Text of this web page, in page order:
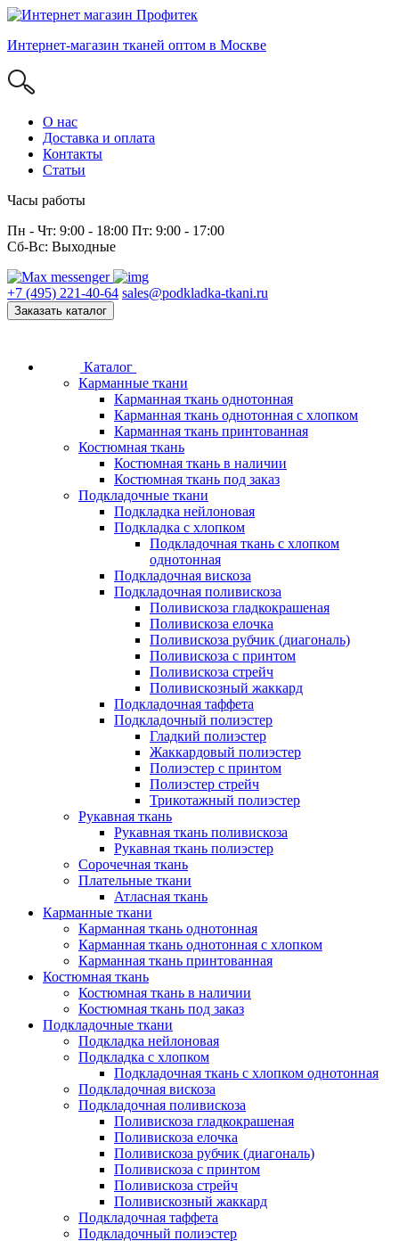
Интернет-магазин тканей оптом в Москве
О нас
Доставка и оплата
Контакты
Статьи
Часы работы
Пн - Чт: 9:00 - 18:00 Пт: 9:00 - 17:00
Сб-Вс: Выходные
+7 (495) 221-40-64 sales@podkladka-tkani.ru
Заказать каталог
Каталог
Карманные ткани
Карманная ткань однотонная
Карманная ткань однотонная с хлопком
Карманная ткань принтованная
Костюмная ткань
Костюмная ткань в наличии
Костюмная ткань под заказ
Подкладочные ткани
Подкладка нейлоновая
Подкладка с хлопком
Подкладочная ткань с хлопком
однотонная
Подкладочная вискоза
Подкладочная поливискоза
Поливискоза гладкокрашеная
Поливискоза елочка
Поливискоза рубчик (диагональ)
Поливискоза с принтом
Поливискоза стрейч
Поливискозный жаккард
Подкладочная таффета
Подкладочный полиэстер
Гладкий полиэстер
Жаккардовый полиэстер
Полиэстер с принтом
Полиэстер стрейч
Трикотажный полиэстер
Рукавная ткань
Рукавная ткань поливискоза
Рукавная ткань полиэстер
Сорочечная ткань
Плательные ткани
Атласная ткань
Карманные ткани
Карманная ткань однотонная
Карманная ткань однотонная с хлопком
Карманная ткань принтованная
Костюмная ткань
Костюмная ткань в наличии
Костюмная ткань под заказ
Подкладочные ткани
Подкладка нейлоновая
Подкладка с хлопком
Подкладочная ткань с хлопком однотонная
Подкладочная вискоза
Подкладочная поливискоза
Поливискоза гладкокрашеная
Поливискоза елочка
Поливискоза рубчик (диагональ)
Поливискоза с принтом
Поливискоза стрейч
Поливискозный жаккард
Подкладочная таффета
Подкладочный полиэстер